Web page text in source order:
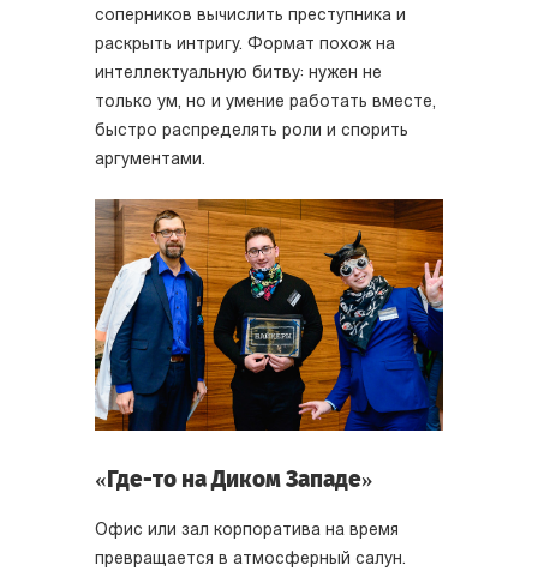
соперников вычислить преступника и
раскрыть интригу. Формат похож на
интеллектуальную битву: нужен не
только ум, но и умение работать вместе,
быстро распределять роли и спорить
аргументами.
«Где-то на Диком Западе»
Офис или зал корпоратива на время
превращается в атмосферный салун.